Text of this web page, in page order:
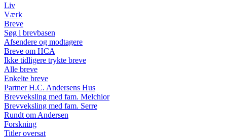
Liv
Værk
Breve
Søg i brevbasen
Afsendere og modtagere
Breve om HCA
Ikke tidligere trykte breve
Alle breve
Enkelte breve
Partner H.C. Andersens Hus
Brevveksling med fam. Melchior
Brevveksling med fam. Serre
Rundt om Andersen
Forskning
Titler oversat